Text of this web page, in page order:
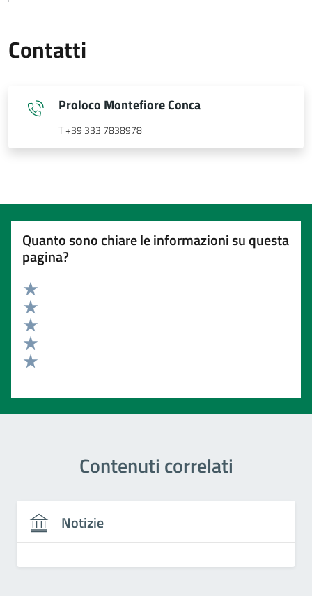
Contatti
Proloco Montefiore Conca
T +39 333 7838978
Quanto sono chiare le informazioni su questa
pagina?
Valuta 5 stelle su 5
Valuta 4 stelle su 5
Valuta 3 stelle su 5
Valuta 2 stelle su 5
Contenuti correlati
Notizie